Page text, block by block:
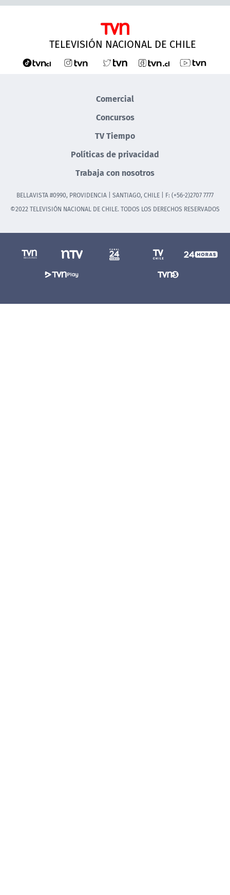
TELEVISIÓN NACIONAL DE CHILE
Comercial
Concursos
TV Tiempo
Políticas de privacidad
Trabaja con nosotros
BELLAVISTA #0990, PROVIDENCIA | SANTIAGO, CHILE | F: (+56-2)2707 7777
©2022 TELEVISIÓN NACIONAL DE CHILE. TODOS LOS DERECHOS RESERVADOS